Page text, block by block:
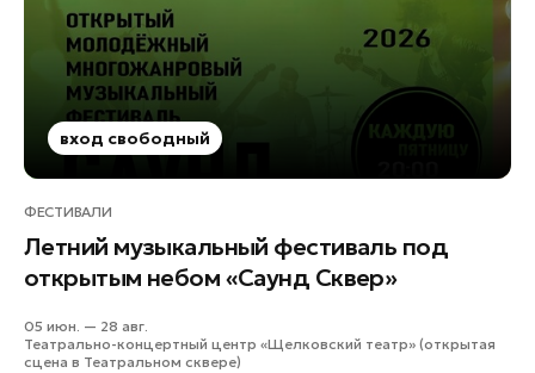
вход свободный
ФЕСТИВАЛИ
Летний музыкальный фестиваль под
открытым небом «Саунд Сквер»
05 июн. — 28 авг.
Театрально-концертный центр «Щелковский театр» (открытая
сцена в Театральном сквере)